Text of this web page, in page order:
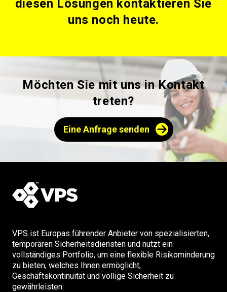
diesen Lösungen kontaktieren Sie
uns noch heute.
Möchten Sie mit uns in Kontakt
treten?
Eine Anfrage senden
VPS ist Europas führender Anbieter von spezialisierten,
temporären Sicherheitsdiensten und nutzt ein
vollständiges Portfolio, um eine flexible Risikominderung
zu bieten, welches Ihnen ermöglicht,
Geschäftskontinuität und völlige Sicherheit zu
gewährleisten.